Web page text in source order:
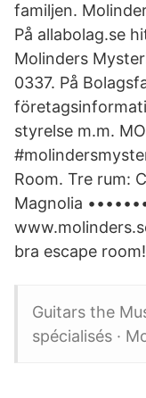
familjen.
På allabolag.se
Molinders
0337. På
styrelse m.m.
Room. Tre rum:
Magnolia
bra escape room!
Guitars the
spécialisés ·